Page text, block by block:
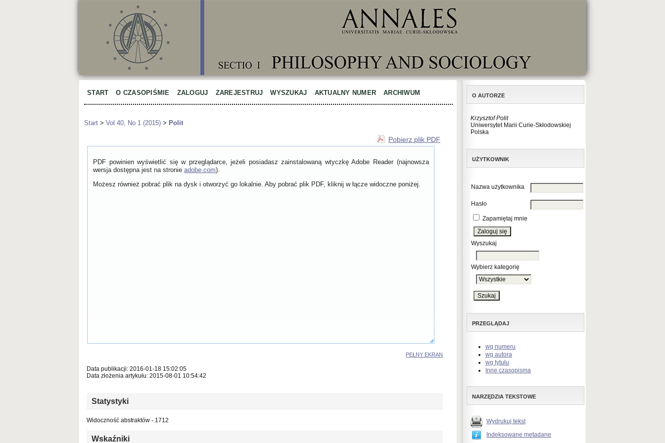
O AUTORZE
Krzysztof Polit
Uniwersytet Marii Curie-Skłodowskiej
Polska
UŻYTKOWNIK
Nazwa użytkownika
Hasło
Zapamiętaj mnie
Wyszukaj
Wybierz kategorię
PRZEGLĄDAJ
wg numeru
wg autora
wg tytułu
Inne czasopisma
NARZĘDZIA TEKSTOWE
Wydrukuj tekst
Indeksowane metadane
START O CZASOPIŚMIE ZALOGUJ ZAREJESTRUJ WYSZUKAJ AKTUALNY NUMER ARCHIWUM
Start > Vol 40, No 1 (2015) > Polit
Pobierz plik PDF
PDF powinien wyświetlić się w przeglądarce, jeżeli posiadasz zainstalowaną wtyczkę Adobe Reader (najnowsza
wersja dostępna jest na stronie adobe.com).
Możesz również pobrać plik na dysk i otworzyć go lokalnie. Aby pobrać plik PDF, kliknij w łącze widoczne poniżej.
PEŁNY EKRAN
Data publikacji: 2016-01-18 15:02:05
Data złożenia artykułu: 2015-08-01 10:54:42
Statystyki
Widoczność abstraktów - 1712
Wskaźniki